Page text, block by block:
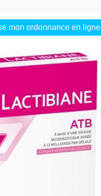
mon ordonnance en ligne